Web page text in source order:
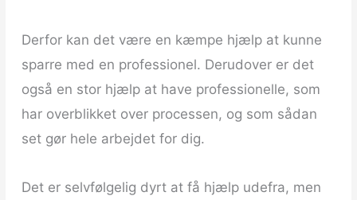
Derfor kan det være en kæmpe hjælp at kunne
sparre med en professionel. Derudover er det
også en stor hjælp at have professionelle, som
har overblikket over processen, og som sådan
set gør hele arbejdet for dig.
Det er selvfølgelig dyrt at få hjælp udefra, men